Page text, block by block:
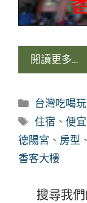
閱讀更多…
分
類
台灣吃喝
標
籤
住宿 、便宜
德陽宮 、 房型 、
香客大樓
搜尋我